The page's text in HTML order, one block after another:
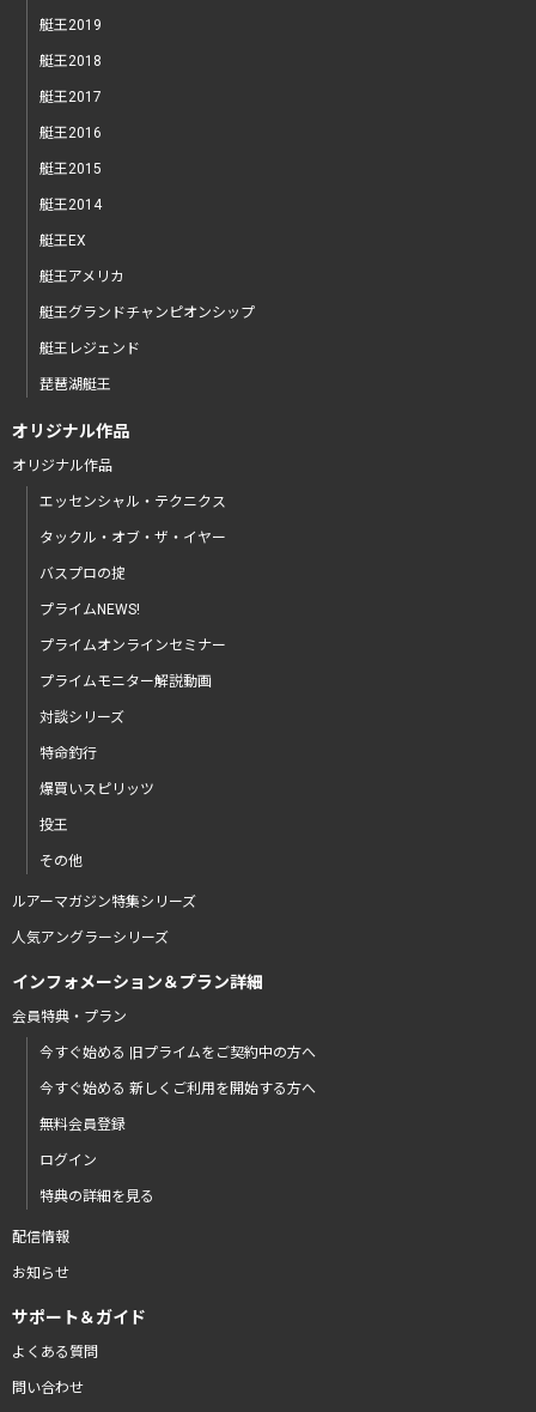
艇王2019
艇王2018
艇王2017
艇王2016
艇王2015
艇王2014
艇王EX
艇王アメリカ
艇王グランドチャンピオンシップ
艇王レジェンド
琵琶湖艇王
オリジナル作品
オリジナル作品
エッセンシャル・テクニクス
タックル・オブ・ザ・イヤー
バスプロの掟
プライムNEWS!
プライムオンラインセミナー
プライムモニター解説動画
対談シリーズ
特命釣行
爆買いスピリッツ
投王
その他
ルアーマガジン特集シリーズ
人気アングラーシリーズ
インフォメーション＆プラン詳細
会員特典・プラン
今すぐ始める 旧プライムをご契約中の方へ
今すぐ始める 新しくご利用を開始する方へ
無料会員登録
ログイン
特典の詳細を見る
配信情報
お知らせ
サポート＆ガイド
よくある質問
問い合わせ